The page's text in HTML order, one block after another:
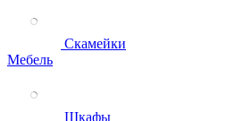
Скамейки
Мебель
Шкафы